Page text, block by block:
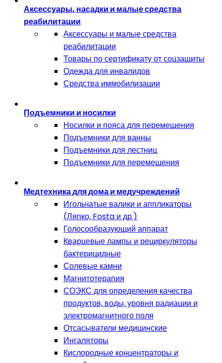
Аксессуары, насадки и малые средства
реабилитации
Аксессуары и малые средства
реабилитации
Товары по сертификату от соцзащиты
Одежда для инвалидов
Средства иммобилизации
Подъемники и носилки
Носилки и пояса для перемещения
Подъемники для ванны
Подъемники для лестниц
Подъемники для перемещения
Медтехника для дома и медучреждений
Игольчатые валики и аппликаторы
(Ляпко, Fosta и др.)
Голосообразующий аппарат
Кварцевые лампы и рециркуляторы
бактерицидные
Солевые камни
Магнитотерапия
СОЭКС для определения качества
продуктов, воды, уровня радиации и
электромагнитного поля
Отсасыватели медицинские
Ингаляторы
Кислородные концентраторы и